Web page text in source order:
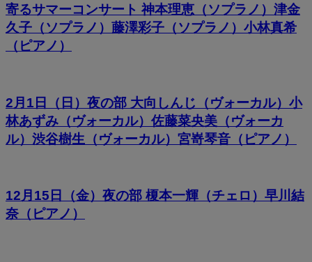
寄るサマーコンサート 神本理恵（ソプラノ）津金
久子（ソプラノ）藤澤彩子（ソプラノ）小林真希
（ピアノ）
2月1日（日）夜の部 大向しんじ（ヴォーカル）小
林あずみ（ヴォーカル）佐藤菜央美（ヴォーカ
ル）渋谷樹生（ヴォーカル）宮嵜琴音（ピアノ）
12月15日（金）夜の部 榎本一輝（チェロ）早川結
奈（ピアノ）